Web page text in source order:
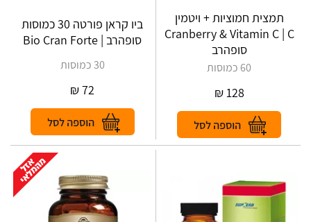
תמצית חמוציות + ויטמין
Cranberry & Vitamin C | C
סופהרב
60 כמוסות
128
₪
ביו קראן פורטה 30 כמוסות
סופהרב | Bio Cran Forte
30 כמוסות
72
₪